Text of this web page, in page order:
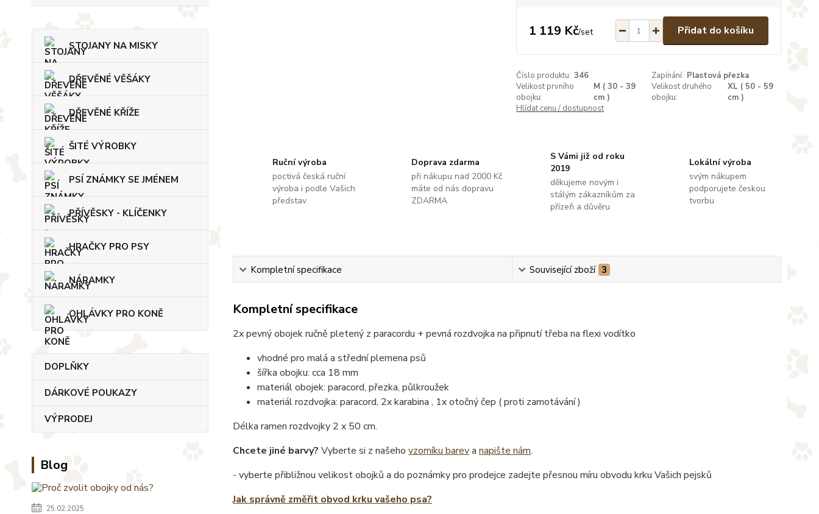
STOJANY NA MISKY
DŘEVĚNÉ VĚŠÁKY
DŘEVĚNÉ KŘÍŽE
ŠITÉ VÝROBKY
PSÍ ZNÁMKY SE JMÉNEM
PŘÍVĚSKY - KLÍČENKY
HRAČKY PRO PSY
NÁRAMKY
OHLÁVKY PRO KONĚ
DOPLŇKY
DÁRKOVÉ POUKAZY
VÝPRODEJ
Blog
25.02.2025
1 119 Kč/set Přidat do košíku
Číslo produktu: 346 Zapínání: Plastová přezka
Velikost prvního
obojku:
M ( 30 - 39
cm )
Velikost druhého
obojku:
XL ( 50 - 59
cm )
Hlídat cenu / dostupnost
Ruční výroba
poctivá česká ruční
výroba i podle Vašich
představ
Doprava zdarma
při nákupu nad 2000 Kč
máte od nás dopravu
ZDARMA
S Vámi již od roku
2019
děkujeme novým i
stálým zákazníkům za
přízeň a důvěru
Lokální výroba
svým nákupem
podporujete českou
tvorbu
Kompletní specifikace Související zboží 3
Kompletní specifikace
2x pevný obojek ručně pletený z paracordu + pevná rozdvojka na připnutí třeba na flexi vodítko
vhodné pro malá a střední plemena psů
šířka obojku: cca 18 mm
materiál obojek: paracord, přezka, půlkroužek
materiál rozdvojka: paracord, 2x karabina , 1x otočný čep ( proti zamotávání )
Délka ramen rozdvojky 2 x 50 cm.
Chcete jiné barvy? Vyberte si z našeho vzorníku bareva napište nám.
- vyberte přibližnou velikost obojků a do poznámky pro prodejce zadejte přesnou míru obvodu krku Vašich pejsků
Jak správně změřit obvod krku vašeho psa?